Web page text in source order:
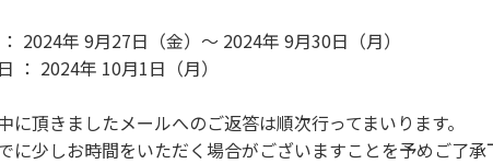
2024年 9月27日（金）〜 2024年 9月30日（月）
： 2024年 10月1日（月）
に頂きましたメールへのご返答は順次行ってまいります。
に少しお時間をいただく場合がございますことを予めご了承